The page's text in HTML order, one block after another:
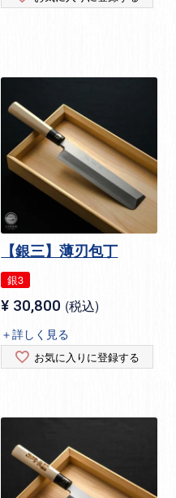
【銀三】薄刃包丁
銀3
¥ 30,800 税込
＋詳しく見る
お気に入りに登録する